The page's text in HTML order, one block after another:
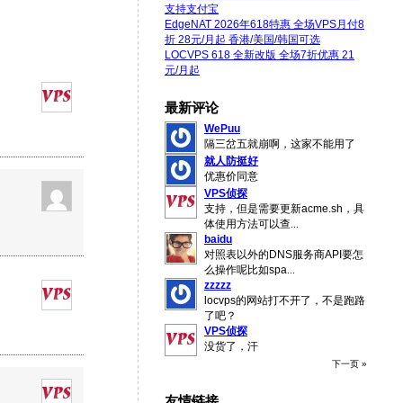
支持支付宝
EdgeNAT 2026年618特惠 全场VPS月付8
折 28元/月起 香港/美国/韩国可选
LOCVPS 618 全新改版 全场7折优惠 21
元/月起
最新评论
WePuu
隔三岔五就崩啊，这家不能用了
就人防挺好
优惠价同意
VPS侦探
支持，但是需要更新acme.sh，具
体使用方法可以查
baidu
对照表以外的DNS服务商API要怎
么操作呢比如spa
zzzzz
locvps的网站打不开了，不是跑路
了吧？
VPS侦探
没货了，汗
下一页 »